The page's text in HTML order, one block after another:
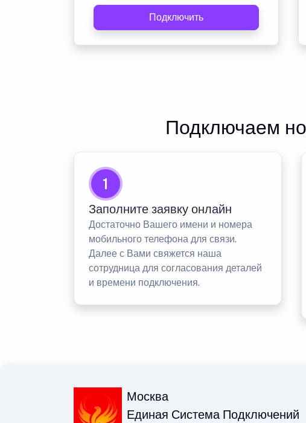
Подключить
Подключаем
1
Заполните заявку онлайн
Достаточно Вашего имени и номера
мобильного телефона для связи.
Далее с Вами свяжется наша
сотрудница для согласования деталей
и времени подключения.
Москва
Единая Система Подключений